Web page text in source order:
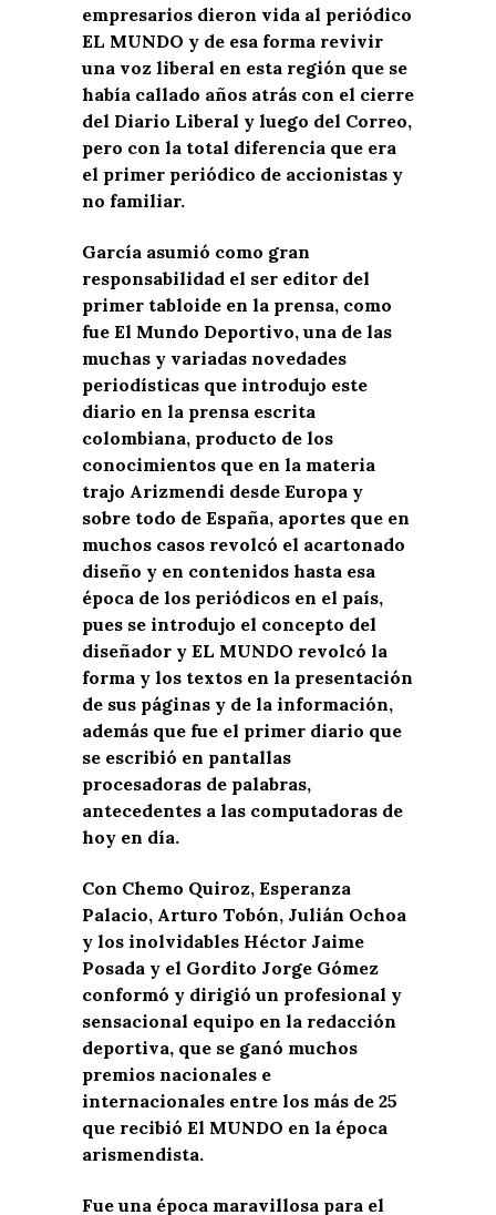
empresarios dieron vida al periódico
EL MUNDO y de esa forma revivir
una voz liberal en esta región que se
había callado años atrás con el cierre
del Diario Liberal y luego del Correo,
pero con la total diferencia que era
el primer periódico de accionistas y
no familiar.
García asumió como gran
responsabilidad el ser editor del
primer tabloide en la prensa, como
fue El Mundo Deportivo, una de las
muchas y variadas novedades
periodísticas que introdujo este
diario en la prensa escrita
colombiana, producto de los
conocimientos que en la materia
trajo Arizmendi desde Europa y
sobre todo de España, aportes que en
muchos casos revolcó el acartonado
diseño y en contenidos hasta esa
época de los periódicos en el país,
pues se introdujo el concepto del
diseñador y EL MUNDO revolcó la
forma y los textos en la presentación
de sus páginas y de la información,
además que fue el primer diario que
se escribió en pantallas
procesadoras de palabras,
antecedentes a las computadoras de
hoy en día.
Con Chemo Quiroz, Esperanza
Palacio, Arturo Tobón, Julián Ochoa
y los inolvidables Héctor Jaime
Posada y el Gordito Jorge Gómez
conformó y dirigió un profesional y
sensacional equipo en la redacción
deportiva, que se ganó muchos
premios nacionales e
internacionales entre los más de 25
que recibió El MUNDO en la época
arismendista.
Fue una época maravillosa para el